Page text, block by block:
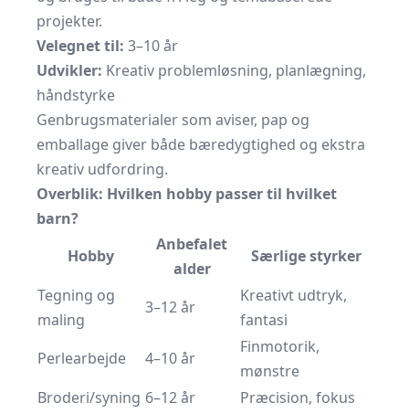
projekter.
Velegnet til: 3–10 år
Udvikler: Kreativ problemløsning, planlægning,
håndstyrke
Genbrugsmaterialer som aviser, pap og
emballage giver både bæredygtighed og ekstra
kreativ udfordring.
Overblik: Hvilken hobby passer til hvilket
barn?
Hobby
Anbefalet
alder
Særlige styrker
Tegning og
maling
3–12 år
Kreativt udtryk,
fantasi
Perlearbejde
4–10 år
Finmotorik,
mønstre
Broderi/syning 6–12 år
Præcision, fokus